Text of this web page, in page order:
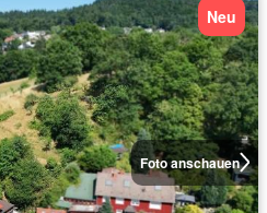
Foto anschauen
Neu